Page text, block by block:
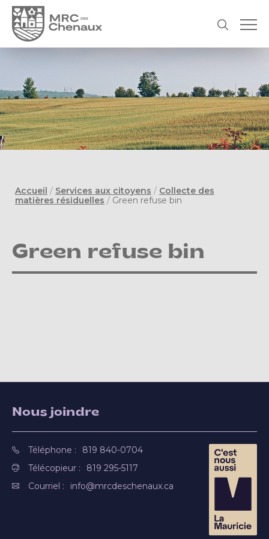
Accueil / Services aux citoyens / Collecte des
matières résiduelles / Green refuse bin
Green refuse bin
Nous joindre
Téléphone :
819 840-0704
Télécopieur :
819 295-5117
Courriel :
info@mrcdeschenaux.ca